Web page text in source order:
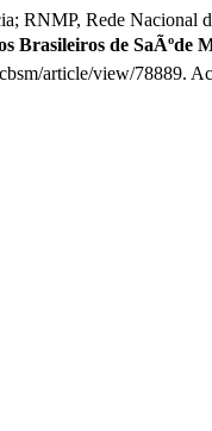
RNMP, Rede
Brasileiros de SaÃºde
article/view/78889.